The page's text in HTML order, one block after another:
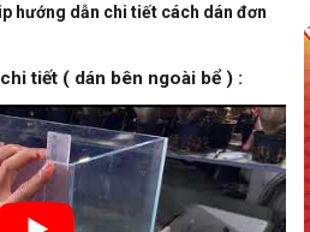
hướng dẫn chi tiết cách dán đơn
tiết ( dán bên ngoài bể ) :